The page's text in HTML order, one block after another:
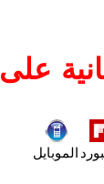
على
الموبايل